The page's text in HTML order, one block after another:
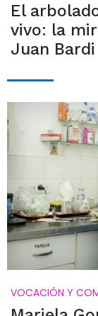
El
vivo: la
Juan Bardi
VOCACIÓN Y